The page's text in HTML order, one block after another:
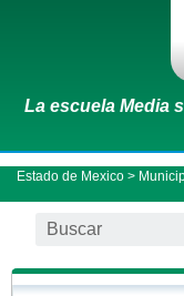
La escuela Media
Estado de Mexico >